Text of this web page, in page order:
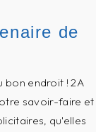
de
bon endroit ! 2A
savoir-faire et
qu'elles